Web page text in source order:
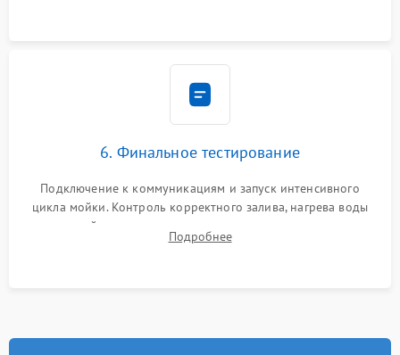
6. Финальное тестирование
Подключение к коммуникациям и запуск интенсивного
цикла мойки. Контроль корректного залива, нагрева воды
до нужной температуры, отсутствия посторонних шумов,
штатного слива и абсолютной сухости в поддоне.
Подробнее